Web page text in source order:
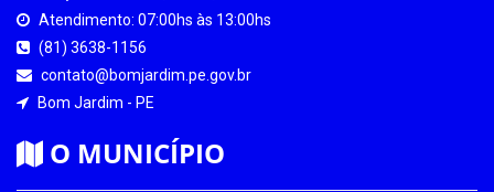
Atendimento: 07:00hs às 13:00hs
(81) 3638-1156
contato@bomjardim.pe.gov.br
Bom Jardim - PE
O MUNICÍPIO